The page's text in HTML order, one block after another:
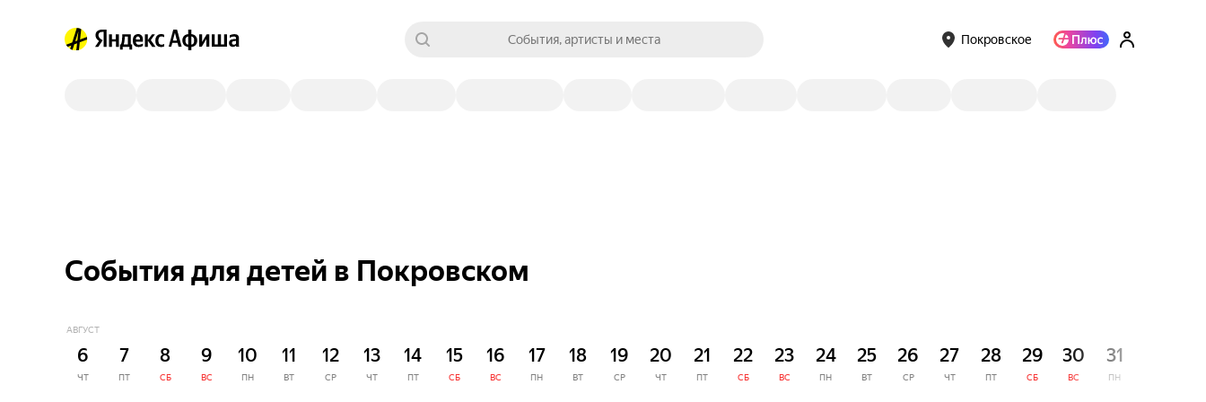
События, артисты и места Покровское
События для детей в Покровском
АВГУСТ
6
ЧТ
7
ПТ
8
СБ
9
ВС
10
ПН
11
ВТ
12
СР
13
ЧТ
14
ПТ
15
СБ
16
ВС
17
ПН
18
ВТ
19
СР
20
ЧТ
21
ПТ
22
СБ
23
ВС
24
ПН
25
ВТ
26
СР
27
ЧТ
28
ПТ
29
СБ
30
ВС
31
ПН